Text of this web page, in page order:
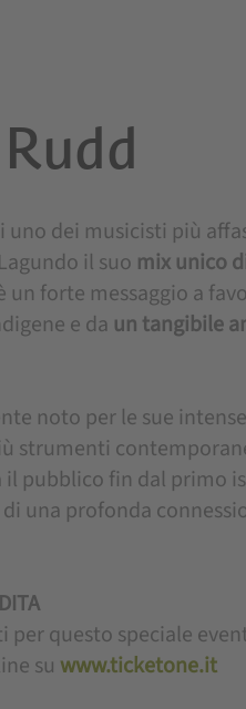
uno dei musicisti più
il suo mix unico
un forte messaggio a
e da un tangibile
noto per le sue
strumenti
pubblico fin dal primo
una profonda
per questo speciale
su www.ticketone.it